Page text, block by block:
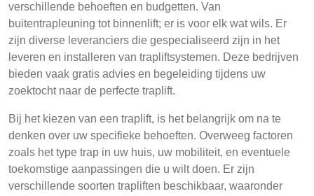
verschillende behoeften en budgetten. Van
buitentrapleuning tot binnenlift; er is voor elk wat wils. Er
zijn diverse leveranciers die gespecialiseerd zijn in het
leveren en installeren van trapliftsystemen. Deze bedrijven
bieden vaak gratis advies en begeleiding tijdens uw
zoektocht naar de perfecte traplift.
Bij het kiezen van een traplift, is het belangrijk om na te
denken over uw specifieke behoeften. Overweeg factoren
zoals het type trap in uw huis, uw mobiliteit, en eventuele
toekomstige aanpassingen die u wilt doen. Er zijn
verschillende soorten trapliften beschikbaar, waaronder